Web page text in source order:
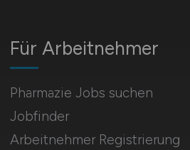
Für Arbeitnehmer
Pharmazie Jobs suchen
Jobfinder
Arbeitnehmer Registrierung